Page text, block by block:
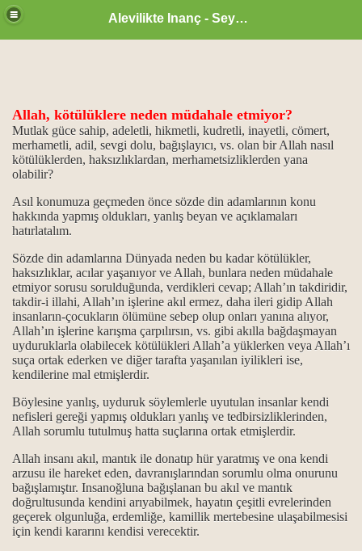
Alevilikte Inanç - Seyyid Hakkı
Allah, kötülüklere neden müdahale etmiyor?
Mutlak güce sahip, adeletli, hikmetli, kudretli, inayetli, cömert,
merhametli, adil, sevgi dolu, bağışlayıcı, vs. olan bir Allah nasıl
kötülüklerden, haksızlıklardan, merhametsizliklerden yana
olabilir?
Asıl konumuza geçmeden önce sözde din adamlarının konu
hakkında yapmış oldukları, yanlış beyan ve açıklamaları
hatırlatalım.
Sözde din adamlarına Dünyada neden bu kadar kötülükler,
haksızlıklar, acılar yaşanıyor ve Allah, bunlara neden müdahale
etmiyor sorusu sorulduğunda, verdikleri cevap; Allah’ın takdiridir,
takdir-i illahi, Allah’ın işlerine akıl ermez, daha ileri gidip Allah
insanların-çocukların ölümüne sebep olup onları yanına alıyor,
Allah’ın işlerine karışma çarpılırsın, vs. gibi akılla bağdaşmayan
uyduruklarla olabilecek kötülükleri Allah’a yüklerken veya Allah’ı
suça ortak ederken ve diğer tarafta yaşanılan iyilikleri ise,
kendilerine mal etmişlerdir.
Böylesine yanlış, uyduruk söylemlerle uyutulan insanlar kendi
nefisleri gereği yapmış oldukları yanlış ve tedbirsizliklerinden,
Allah sorumlu tutulmuş hatta suçlarına ortak etmişlerdir.
Allah insanı akıl, mantık ile donatıp hür yaratmış ve ona kendi
arzusu ile hareket eden, davranışlarından sorumlu olma onurunu
bağışlamıştır. Insanoğluna bağışlanan bu akıl ve mantık
doğrultusunda kendini arıyabilmek, hayatın çeşitli evrelerinden
geçerek olgunluğa, erdemliğe, kamillik mertebesine ulaşabilmesisi
için kendi kararını kendisi verecektir.
Hüsna
konumu…
ve Dar çeşitleri...
kavramları